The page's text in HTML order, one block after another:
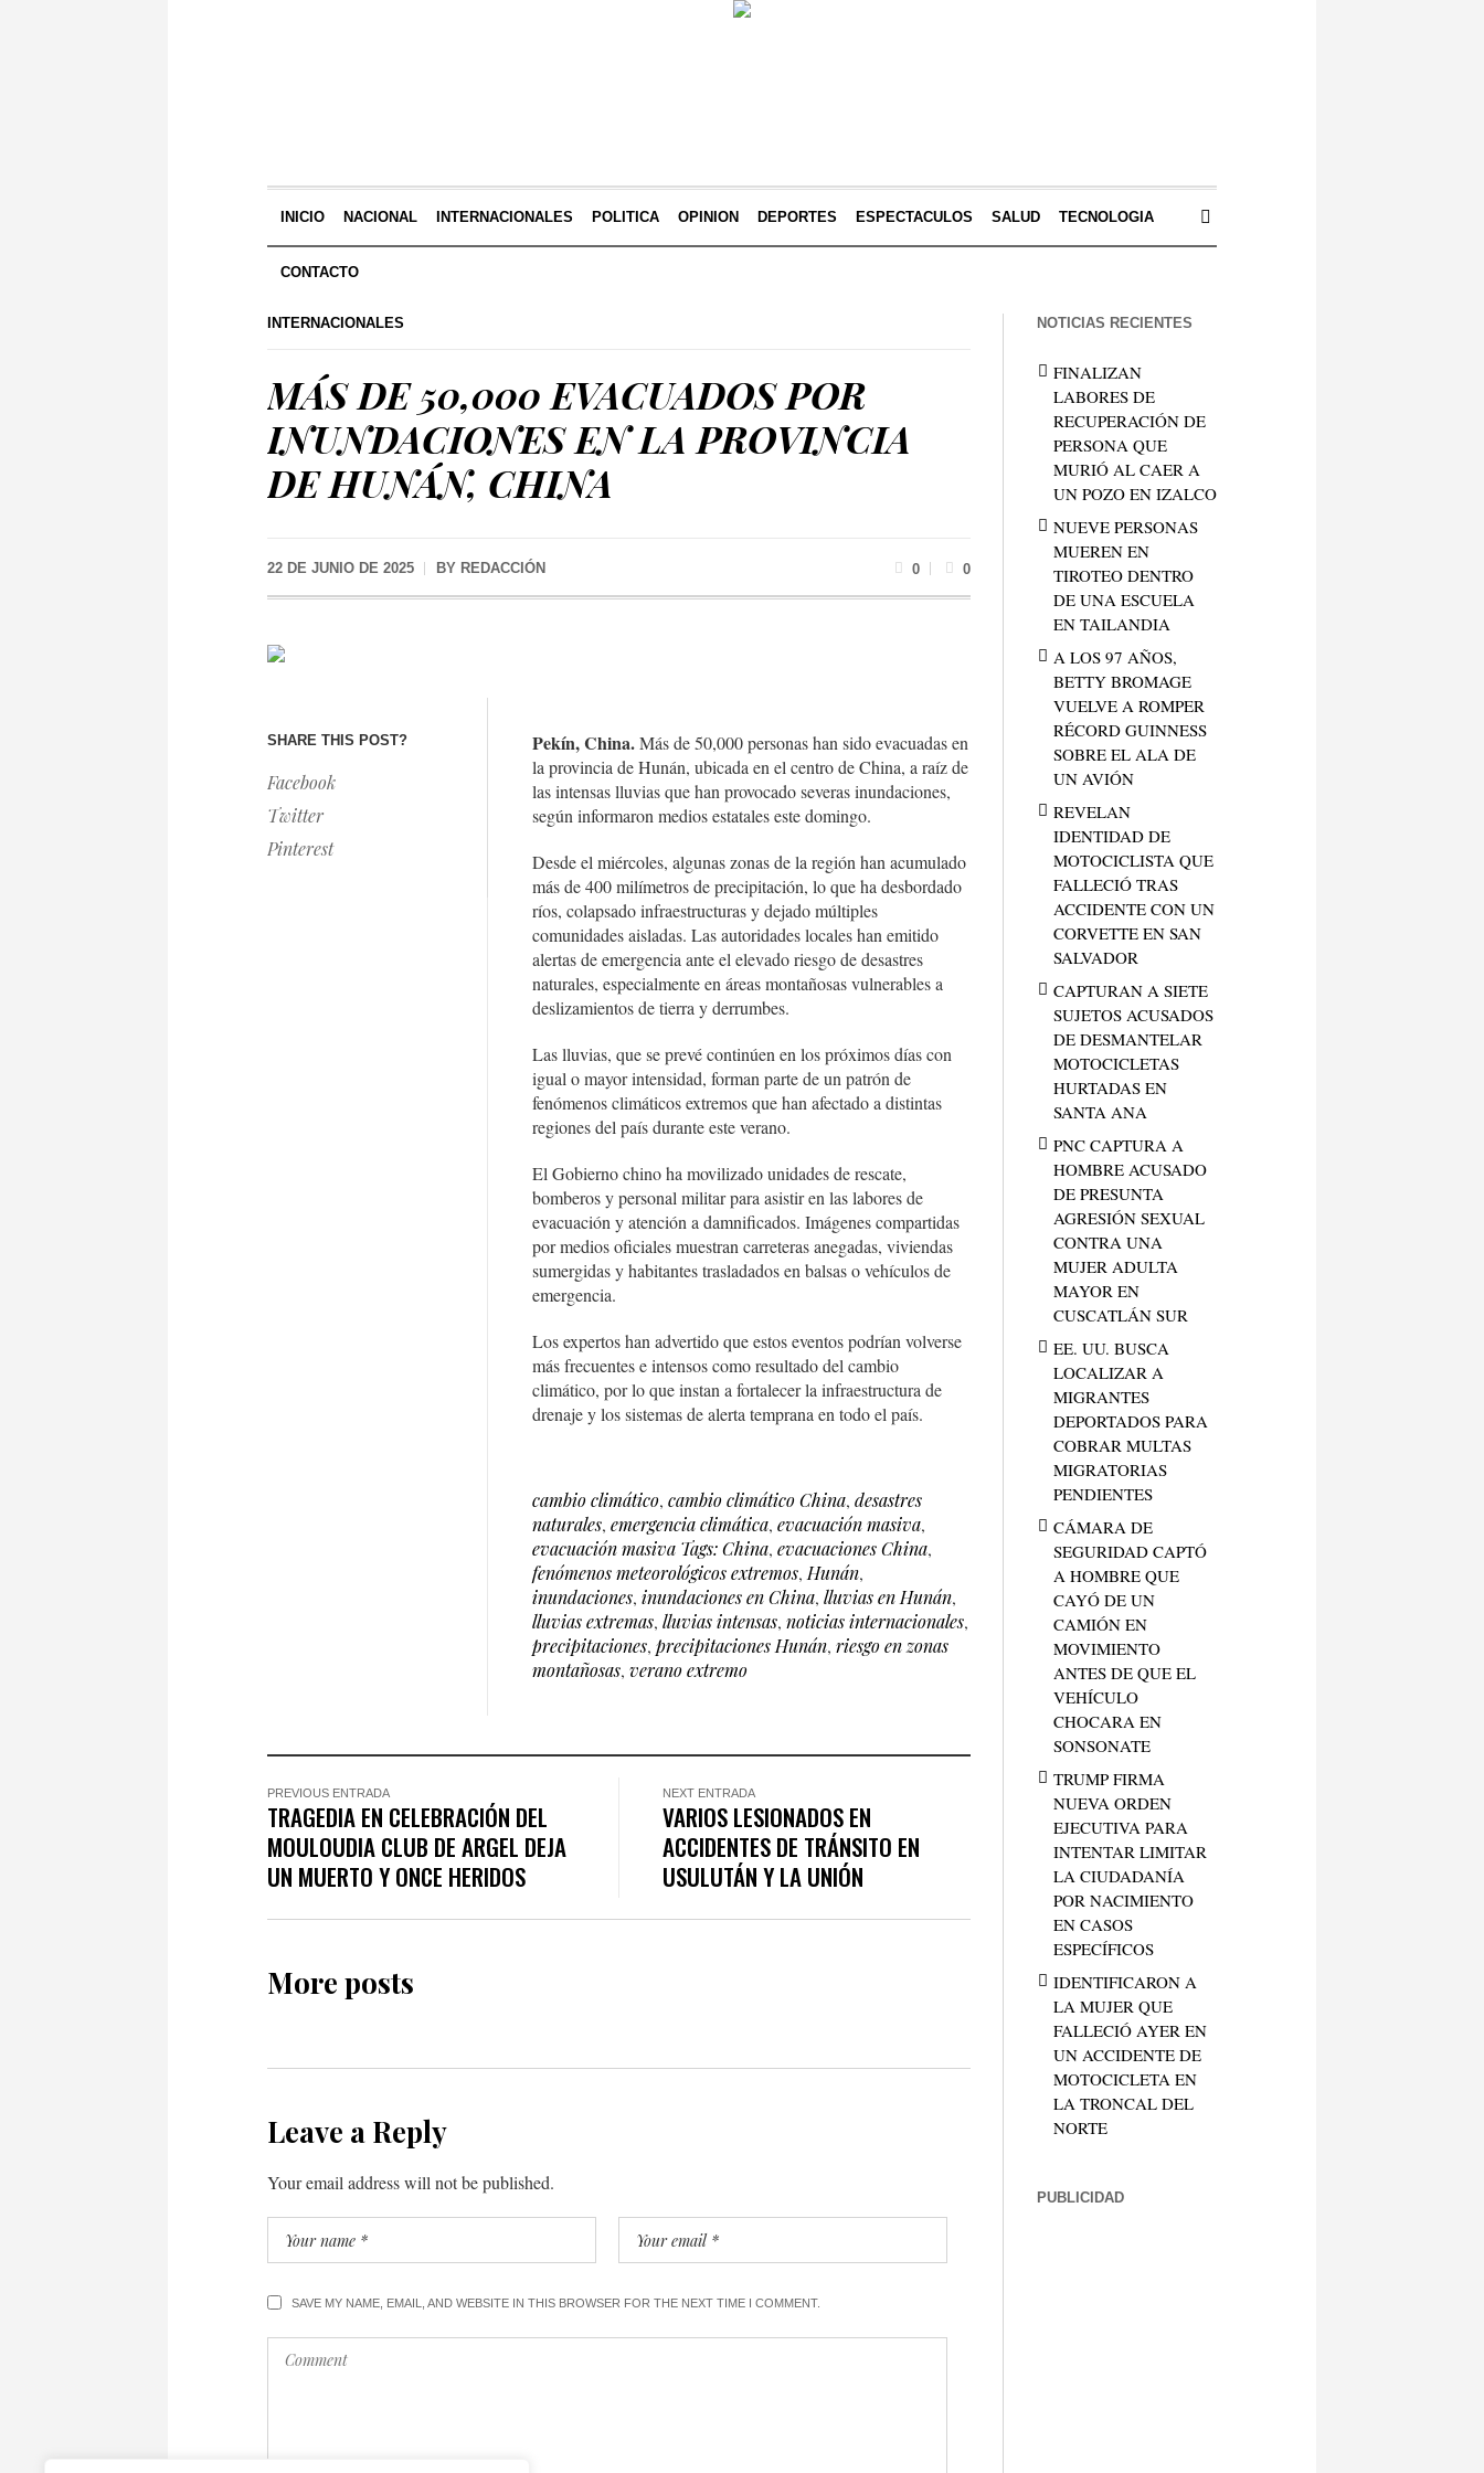
INICIO NACIONAL INTERNACIONALES POLITICA OPINION DEPORTES ESPECTACULOS SALUD TECNOLOGIA
CONTACTO
INTERNACIONALES
MÁS DE 50,000 EVACUADOS POR
INUNDACIONES EN LA PROVINCIA
DE HUNÁN, CHINA
22 DE JUNIO DE 2025 BY REDACCIÓN 0 0
SHARE THIS POST?
Facebook
Twitter
Pinterest
Pekín, China.Más de 50,000 personas han sido evacuadas en
la provincia de Hunán, ubicada en el centro de China, a raíz de
las intensas lluvias que han provocado severas inundaciones,
según informaron medios estatales este domingo.
Desde el miércoles, algunas zonas de la región han acumulado
más de 400 milímetros de precipitación, lo que ha desbordado
ríos, colapsado infraestructuras y dejado múltiples
comunidades aisladas. Las autoridades locales han emitido
alertas de emergencia ante el elevado riesgo de desastres
naturales, especialmente en áreas montañosas vulnerables a
deslizamientos de tierra y derrumbes.
Las lluvias, que se prevé continúen en los próximos días con
igual o mayor intensidad, forman parte de un patrón de
fenómenos climáticos extremos que han afectado a distintas
regiones del país durante este verano.
El Gobierno chino ha movilizado unidades de rescate,
bomberos y personal militar para asistir en las labores de
evacuación y atención a damnificados. Imágenes compartidas
por medios oficiales muestran carreteras anegadas, viviendas
sumergidas y habitantes trasladados en balsas o vehículos de
emergencia.
Los expertos han advertido que estos eventos podrían volverse
más frecuentes e intensos como resultado del cambio
climático, por lo que instan a fortalecer la infraestructura de
drenaje y los sistemas de alerta temprana en todo el país.
cambio climático, cambio climático China, desastres
naturales, emergencia climática, evacuación masiva,
evacuación masiva Tags: China, evacuaciones China,
fenómenos meteorológicos extremos,Hunán,
inundaciones, inundaciones en China, lluvias en Hunán,
lluvias extremas, lluvias intensas, noticias internacionales,
precipitaciones, precipitaciones Hunán, riesgo en zonas
montañosas, verano extremo
PREVIOUS ENTRADA
TRAGEDIA EN CELEBRACIÓN DEL
MOULOUDIA CLUB DE ARGEL DEJA
UN MUERTO Y ONCE HERIDOS
NEXT ENTRADA
VARIOS LESIONADOS EN
ACCIDENTES DE TRÁNSITO EN
USULUTÁN Y LA UNIÓN
More posts
Leave a Reply
Your email address will not be published.
SAVE MY NAME, EMAIL, AND WEBSITE IN THIS BROWSER FOR THE NEXT TIME I COMMENT.
NOTICIAS RECIENTES
FINALIZAN
LABORES DE
RECUPERACIÓN DE
PERSONA QUE
MURIÓ AL CAER A
UN POZO EN IZALCO
NUEVE PERSONAS
MUEREN EN
TIROTEO DENTRO
DE UNA ESCUELA
EN TAILANDIA
A LOS 97 AÑOS,
BETTY BROMAGE
VUELVE A ROMPER
RÉCORD GUINNESS
SOBRE EL ALA DE
UN AVIÓN
REVELAN
IDENTIDAD DE
MOTOCICLISTA QUE
FALLECIÓ TRAS
ACCIDENTE CON UN
CORVETTE EN SAN
SALVADOR
CAPTURAN A SIETE
SUJETOS ACUSADOS
DE DESMANTELAR
MOTOCICLETAS
HURTADAS EN
SANTA ANA
PNC CAPTURA A
HOMBRE ACUSADO
DE PRESUNTA
AGRESIÓN SEXUAL
CONTRA UNA
MUJER ADULTA
MAYOR EN
CUSCATLÁN SUR
EE. UU. BUSCA
LOCALIZAR A
MIGRANTES
DEPORTADOS PARA
COBRAR MULTAS
MIGRATORIAS
PENDIENTES
CÁMARA DE
SEGURIDAD CAPTÓ
A HOMBRE QUE
CAYÓ DE UN
CAMIÓN EN
MOVIMIENTO
ANTES DE QUE EL
VEHÍCULO
CHOCARA EN
SONSONATE
TRUMP FIRMA
NUEVA ORDEN
EJECUTIVA PARA
INTENTAR LIMITAR
LA CIUDADANÍA
POR NACIMIENTO
EN CASOS
ESPECÍFICOS
IDENTIFICARON A
LA MUJER QUE
FALLECIÓ AYER EN
UN ACCIDENTE DE
MOTOCICLETA EN
LA TRONCAL DEL
NORTE
PUBLICIDAD